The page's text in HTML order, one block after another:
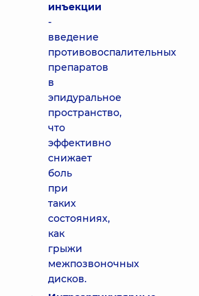
инъекции
-
введение
противовоспалительных
препаратов
в
эпидуральное
пространство,
что
эффективно
снижает
боль
при
таких
состояниях,
как
грыжи
межпозвоночных
дисков.